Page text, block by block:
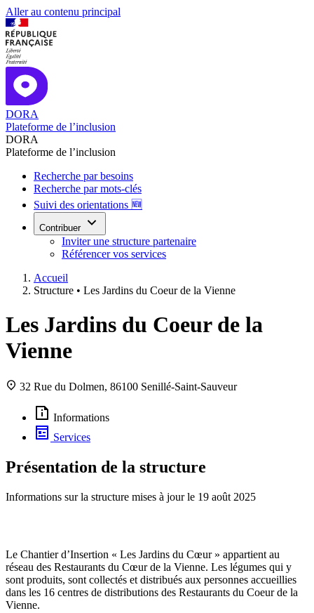
Aller au contenu principal
DORA
Plateforme de l’inclusion
DORA
Plateforme de l’inclusion
Recherche par besoins
Recherche par mots-clés
Suivi des orientations 🆕
Contribuer
Inviter une structure partenaire
Référencer vos services
Accueil
Structure • Les Jardins du Coeur de la Vienne
Les Jardins du Coeur de la
Vienne
32 Rue du Dolmen, 86100 Senillé-Saint-Sauveur
Informations
Services
Présentation de la structure
Informations sur la structure mises à jour le 19 août 2025
Le Chantier d’Insertion « Les Jardins du Cœur » appartient au
réseau des Restaurants du Cœur de la Vienne. Les légumes qui y
sont produits, sont collectés et distribués aux personnes accueillies
dans les 16 centres de distributions des Restaurants du Coeur de la
Vienne.